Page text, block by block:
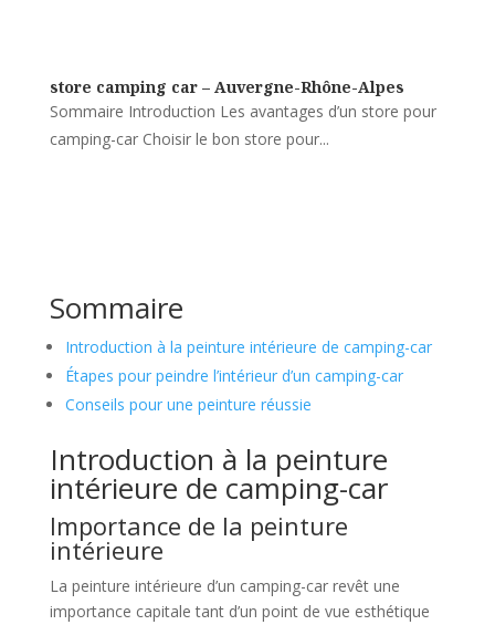
store camping car – Auvergne-Rhône-Alpes
Sommaire Introduction Les avantages d’un store pour
camping-car Choisir le bon store pour...
Sommaire
Introduction à la peinture intérieure de camping-car
Étapes pour peindre l’intérieur d’un camping-car
Conseils pour une peinture réussie
Introduction à la peinture
intérieure de camping-car
Importance de la peinture
intérieure
La peinture intérieure d’un camping-car revêt une
importance capitale tant d’un point de vue esthétique